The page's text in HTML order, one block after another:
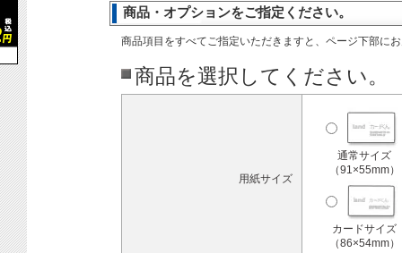
商品・オプションをご指定ください。
商品項目をすべてご指定いただきますと、ページ下部に
商品を選択してください。
用紙サイズ
通常サイズ
（91×55mm）
カードサイズ
（86×54mm）